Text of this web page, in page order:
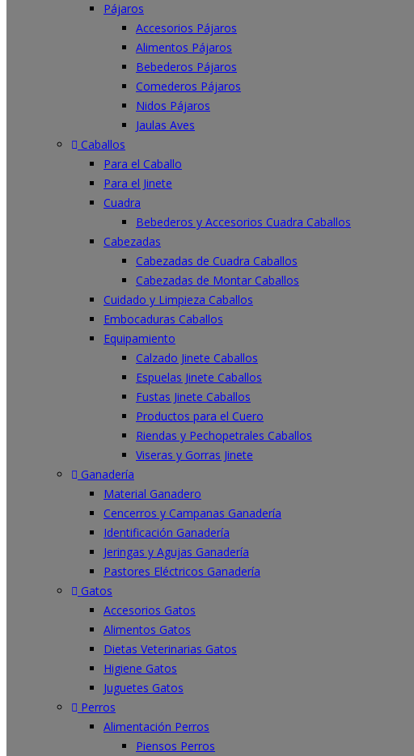
Pájaros
Accesorios Pájaros
Alimentos Pájaros
Bebederos Pájaros
Comederos Pájaros
Nidos Pájaros
Jaulas Aves
Caballos
Para el Caballo
Para el Jinete
Cuadra
Bebederos y Accesorios Cuadra Caballos
Cabezadas
Cabezadas de Cuadra Caballos
Cabezadas de Montar Caballos
Cuidado y Limpieza Caballos
Embocaduras Caballos
Equipamiento
Calzado Jinete Caballos
Espuelas Jinete Caballos
Fustas Jinete Caballos
Productos para el Cuero
Riendas y Pechopetrales Caballos
Viseras y Gorras Jinete
Ganadería
Material Ganadero
Cencerros y Campanas Ganadería
Identificación Ganadería
Jeringas y Agujas Ganadería
Pastores Eléctricos Ganadería
Gatos
Accesorios Gatos
Alimentos Gatos
Dietas Veterinarias Gatos
Higiene Gatos
Juguetes Gatos
Perros
Alimentación Perros
Piensos Perros